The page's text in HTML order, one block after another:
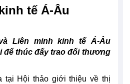
tế Á-Âu
Liên minh kinh tế Á-Âu
để thúc đẩy trao đổi thương
tại Hội thảo giới thiệu về thị